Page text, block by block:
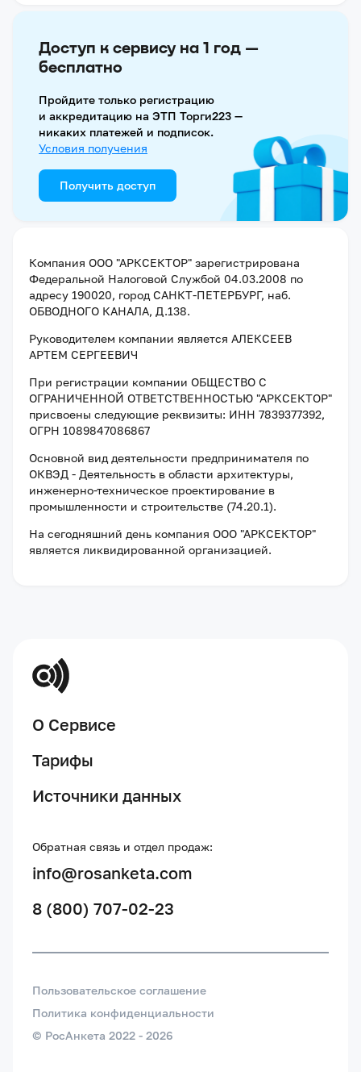
Доступ к сервису на 1 год —
бесплатно
Пройдите только регистрацию
и аккредитацию на ЭТП Торги223 —
никаких платежей и подписок.
Условия получения
Получить доступ
Компания ООО "АРКСЕКТОР" зарегистрирована
Федеральной Налоговой Службой 04.03.2008 по
адресу 190020, город САНКТ-ПЕТЕРБУРГ, наб.
ОБВОДНОГО КАНАЛА, Д.138.
Руководителем компании является АЛЕКСЕЕВ
АРТЕМ СЕРГЕЕВИЧ
При регистрации компании ОБЩЕСТВО С
ОГРАНИЧЕННОЙ ОТВЕТСТВЕННОСТЬЮ "АРКСЕКТОР"
присвоены следующие реквизиты: ИНН 7839377392,
ОГРН 1089847086867
Основной вид деятельности предпринимателя по
ОКВЭД - Деятельность в области архитектуры,
инженерно-техническое проектирование в
промышленности и строительстве (74.20.1).
На сегодняшний день компания ООО "АРКСЕКТОР"
является ликвидированной организацией.
О Сервисе
Тарифы
Источники данных
Обратная связь и отдел продаж:
info@rosanketa.com
8 (800) 707-02-23
Пользовательское соглашение
Политика конфиденциальности
© РосАнкета 2022 - 2026